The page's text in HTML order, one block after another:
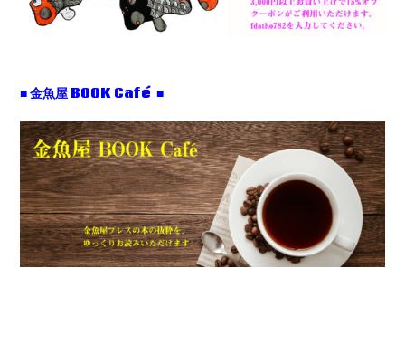
■ 金魚屋 BOOK Café ■